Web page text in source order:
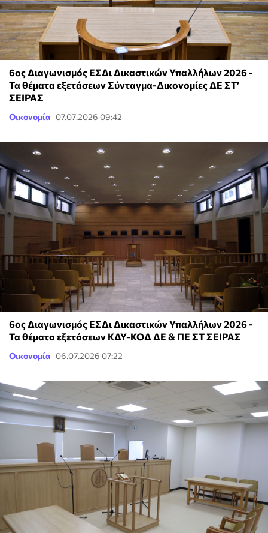
6ος Διαγωνισμός ΕΣΔι Δικαστικών Υπαλλήλων 2026 -
Τα θέματα εξετάσεων Σύνταγμα-Δικονομίες ΔΕ ΣΤ’
ΣΕΙΡΑΣ
Οικονομία 07.07.2026 09:42
6ος Διαγωνισμός ΕΣΔι Δικαστικών Υπαλλήλων 2026 -
Τα θέματα εξετάσεων ΚΔΥ-ΚΟΔ ΔΕ & ΠΕ ΣΤ ΣΕΙΡΑΣ
Οικονομία 06.07.2026 07:22